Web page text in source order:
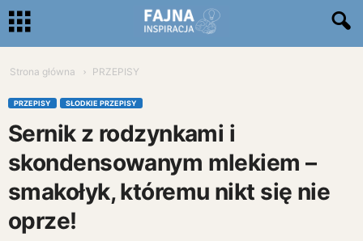
Strona główna PRZEPISY
PRZEPISY SŁODKIE PRZEPISY
Sernik z rodzynkami i
skondensowanym mlekiem –
smakołyk, któremu nikt się nie
oprze!